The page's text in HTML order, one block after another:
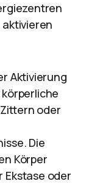
aktivieren
Aktivierung
oder
Die
Körper
Ekstase oder